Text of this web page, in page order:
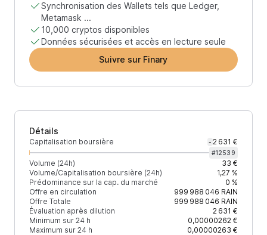
Synchronisation des Wallets tels que Ledger,
Metamask ...
10,000 cryptos disponibles
Données sécurisées et accès en lecture seule
Suivre sur Finary
Détails
Capitalisation boursière - 2 631 €
#12539
Volume (24h)
33 €
Volume/Capitalisation boursière (24h)
1,27 %
Prédominance sur la cap. du marché
0 %
Offre en circulation
999 988 046 RAIN
Offre Totale
999 988 046 RAIN
Évaluation après dilution
2 631 €
Minimum sur 24 h
0,00000262 €
Maximum sur 24 h
0,00000263 €